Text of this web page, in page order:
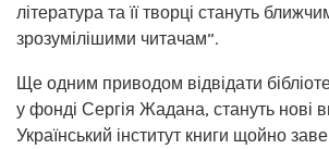
література та її творці стануть
зрозумілішими читачам”.
Ще одним приводом відвідати
у фонді Сергія Жадана, стануть нові
Український інститут книги щойно